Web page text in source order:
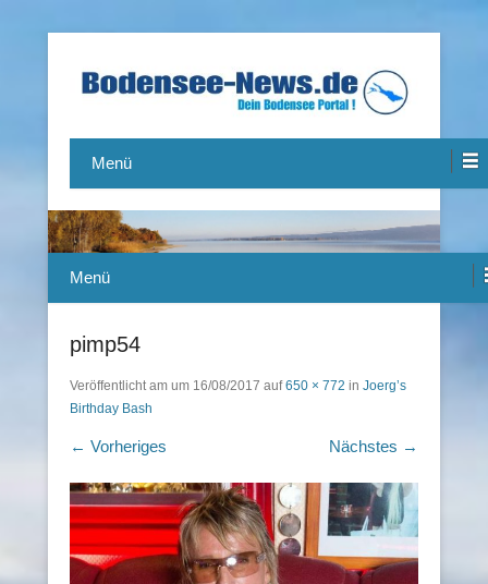
Bodensee-News.de
Menü
Menü
pimp54
Veröffentlicht am um 16/08/2017 auf650 × 772 in Joerg’s
Birthday Bash
← Vorheriges Nächstes →